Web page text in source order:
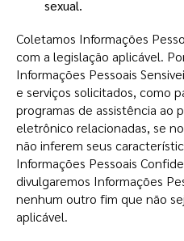
sexual.
Coletamos Informações
com a legislação aplicável.
Informações Pessoais
e serviços solicitados, como
programas de assistência ao
eletrônico relacionadas, se
não inferem seus
Informações Pessoais
divulgaremos Informações
nenhum outro fim que não
aplicável.